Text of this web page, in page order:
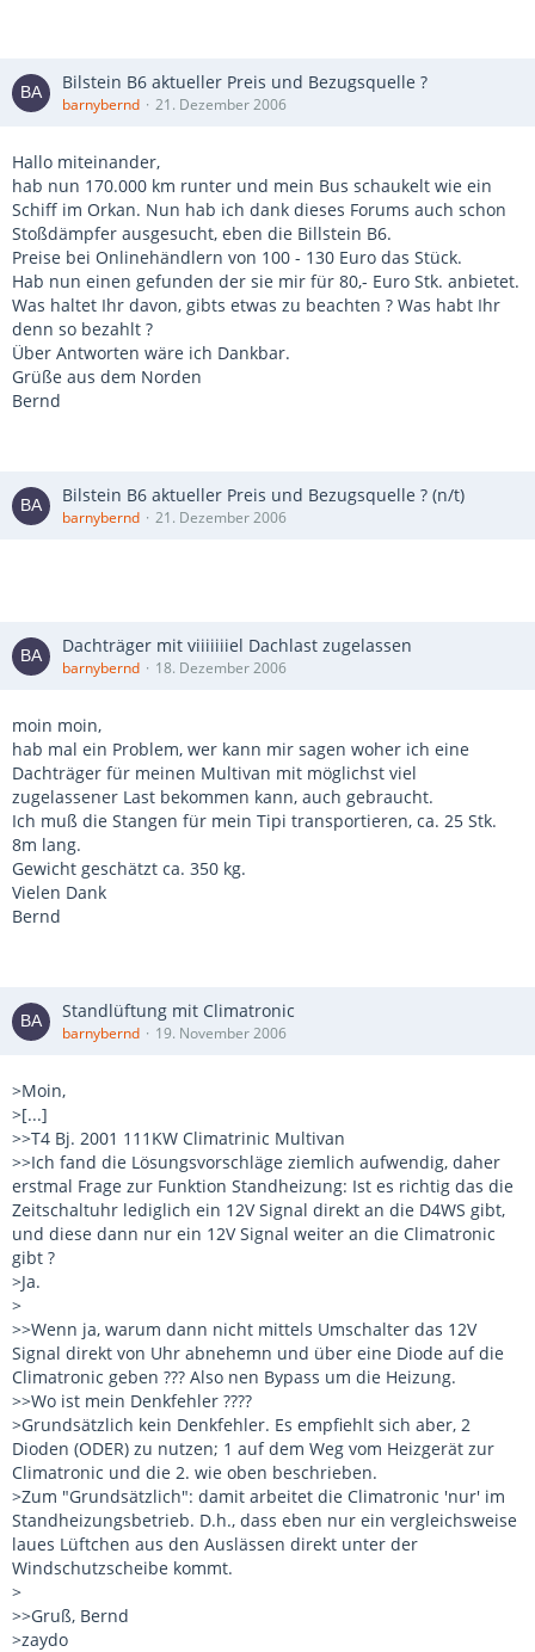
Bilstein B6 aktueller Preis und Bezugsquelle ?
barnybernd 21. Dezember 2006
Hallo miteinander,
hab nun 170.000 km runter und mein Bus schaukelt wie ein
Schiff im Orkan. Nun hab ich dank dieses Forums auch schon
Stoßdämpfer ausgesucht, eben die Billstein B6.
Preise bei Onlinehändlern von 100 - 130 Euro das Stück.
Hab nun einen gefunden der sie mir für 80,- Euro Stk. anbietet.
Was haltet Ihr davon, gibts etwas zu beachten ? Was habt Ihr
denn so bezahlt ?
Über Antworten wäre ich Dankbar.
Grüße aus dem Norden
Bernd
Bilstein B6 aktueller Preis und Bezugsquelle ? (n/t)
barnybernd 21. Dezember 2006
Dachträger mit viiiiiiiel Dachlast zugelassen
barnybernd 18. Dezember 2006
moin moin,
hab mal ein Problem, wer kann mir sagen woher ich eine
Dachträger für meinen Multivan mit möglichst viel
zugelassener Last bekommen kann, auch gebraucht.
Ich muß die Stangen für mein Tipi transportieren, ca. 25 Stk.
8m lang.
Gewicht geschätzt ca. 350 kg.
Vielen Dank
Bernd
Standlüftung mit Climatronic
barnybernd 19. November 2006
>Moin,
>[...]
>>T4 Bj. 2001 111KW Climatrinic Multivan
>>Ich fand die Lösungsvorschläge ziemlich aufwendig, daher
erstmal Frage zur Funktion Standheizung: Ist es richtig das die
Zeitschaltuhr lediglich ein 12V Signal direkt an die D4WS gibt,
und diese dann nur ein 12V Signal weiter an die Climatronic
gibt ?
>Ja.
>
>>Wenn ja, warum dann nicht mittels Umschalter das 12V
Signal direkt von Uhr abnehemn und über eine Diode auf die
Climatronic geben ??? Also nen Bypass um die Heizung.
>>Wo ist mein Denkfehler ????
>Grundsätzlich kein Denkfehler. Es empfiehlt sich aber, 2
Dioden (ODER) zu nutzen; 1 auf dem Weg vom Heizgerät zur
Climatronic und die 2. wie oben beschrieben.
>Zum "Grundsätzlich": damit arbeitet die Climatronic 'nur' im
Standheizungsbetrieb. D.h., dass eben nur ein vergleichsweise
laues Lüftchen aus den Auslässen direkt unter der
Windschutzscheibe kommt.
>
>>Gruß, Bernd
>zaydo